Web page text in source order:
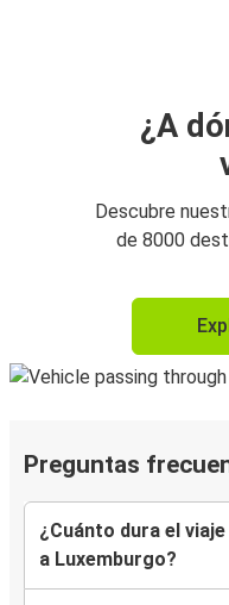
¿A
Descubre
de 8000
Preguntas
¿Cuánto dura el
a Luxemburgo?